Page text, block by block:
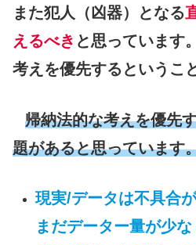
また犯人（凶器）となる
えるべき と思っています。
考えを優先するというこ
帰納法的な考えを優先
題があると思っています
現実/データは不具合
まだデーター量が少